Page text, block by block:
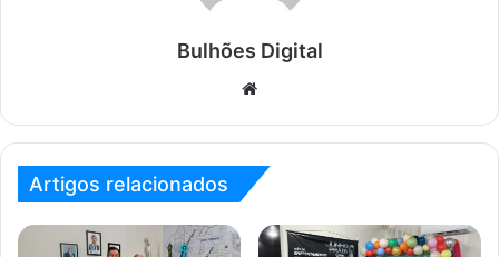
Bulhões Digital
Website
Artigos relacionados